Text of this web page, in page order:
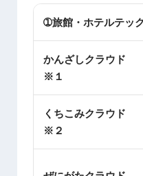
➀旅館・ホテルテッ
かんざしクラウド
※１
くちこみクラウド
※２